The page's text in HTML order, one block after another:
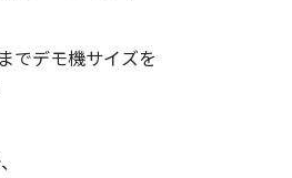
でデモ機サイズを